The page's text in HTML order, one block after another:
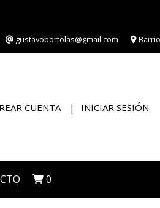
gustavobortolas@gmail.com
CUENTA INICIAR SESIÓN
0